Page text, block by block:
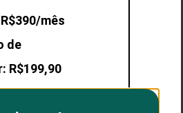
mês
de
R$199,90
Valor: